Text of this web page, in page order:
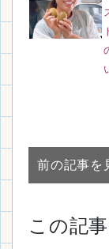
前の記事を
この記